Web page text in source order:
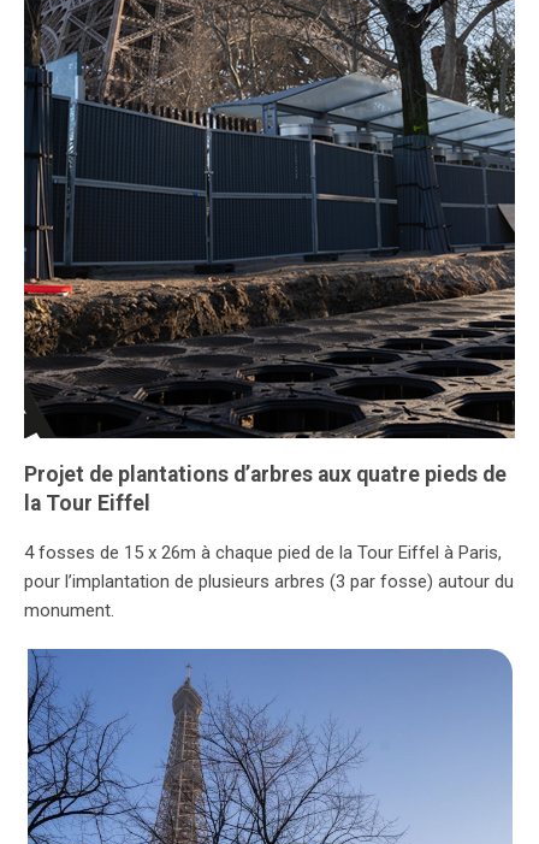
Projet de plantations d’arbres aux quatre pieds de
la Tour Eiffel
4 fosses de 15 x 26m à chaque pied de la Tour Eiffel à Paris,
pour l’implantation de plusieurs arbres (3 par fosse) autour du
monument.